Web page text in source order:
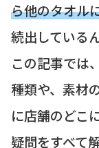
ら他のタオル
続出しているん
この記事では
種類や、素材
に店舗のどこ
疑問をすべて